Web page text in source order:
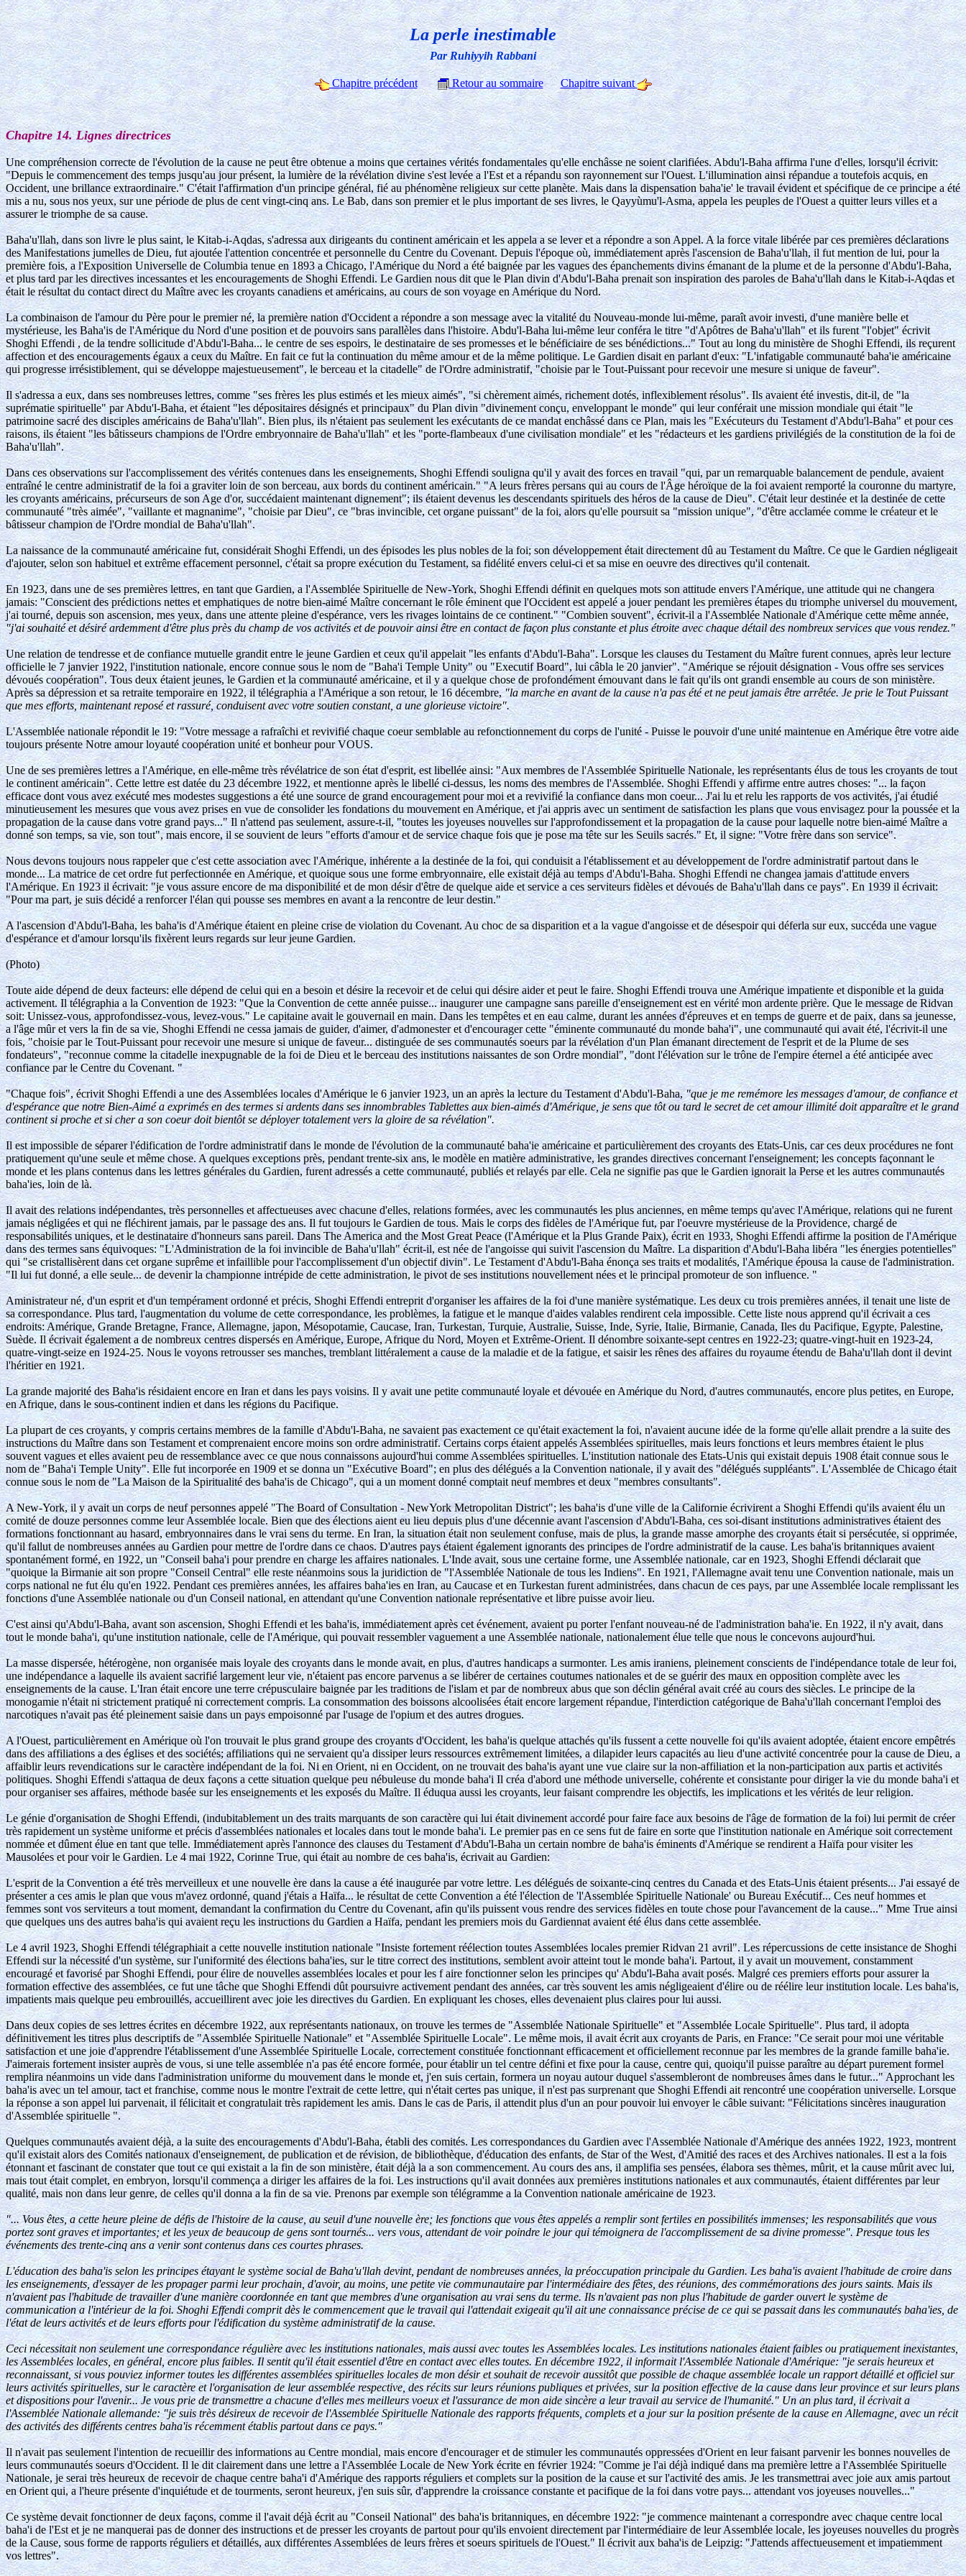
La perle inestimable
Par Ruhiyyih Rabbani
Chapitre précédent Retour au sommaire Chapitre suivant
Chapitre 14. Lignes directrices
Une compréhension correcte de l'évolution de la cause ne peut être obtenue a moins que certaines vérités fondamentales qu'elle enchâsse ne soient clarifiées. Abdu'l-Baha affirma l'une d'elles, lorsqu'il écrivit:
"Depuis le commencement des temps jusqu'au jour présent, la lumière de la révélation divine s'est levée a l'Est et a répandu son rayonnement sur l'Ouest. L'illumination ainsi répandue a toutefois acquis, en
Occident, une brillance extraordinaire." C'était l'affirmation d'un principe général, fié au phénomène religieux sur cette planète. Mais dans la dispensation baha'ie' le travail évident et spécifique de ce principe a été
mis a nu, sous nos yeux, sur une période de plus de cent vingt-cinq ans. Le Bab, dans son premier et le plus important de ses livres, le Qayyùmu'l-Asma, appela les peuples de l'Ouest a quitter leurs villes et a
assurer le triomphe de sa cause.
Baha'u'llah, dans son livre le plus saint, le Kitab-i-Aqdas, s'adressa aux dirigeants du continent américain et les appela a se lever et a répondre a son Appel. A la force vitale libérée par ces premières déclarations
des Manifestations jumelles de Dieu, fut ajoutée l'attention concentrée et personnelle du Centre du Covenant. Depuis l'époque où, immédiatement après l'ascension de Baha'u'llah, il fut mention de lui, pour la
première fois, a l'Exposition Universelle de Columbia tenue en 1893 a Chicago, l'Amérique du Nord a été baignée par les vagues des épanchements divins émanant de la plume et de la personne d'Abdu'l-Baha,
et plus tard par les directives incessantes et les encouragements de Shoghi Effendi. Le Gardien nous dit que le Plan divin d'Abdu'l-Baha prenait son inspiration des paroles de Baha'u'llah dans le Kitab-i-Aqdas et
était le résultat du contact direct du Maître avec les croyants canadiens et américains, au cours de son voyage en Amérique du Nord.
La combinaison de l'amour du Père pour le premier né, la première nation d'Occident a répondre a son message avec la vitalité du Nouveau-monde lui-même, paraît avoir investi, d'une manière belle et
mystérieuse, les Baha'is de l'Amérique du Nord d'une position et de pouvoirs sans parallèles dans l'histoire. Abdu'l-Baha lui-même leur conféra le titre "d'Apôtres de Baha'u'llah" et ils furent "l'objet" écrivit
Shoghi Effendi , de la tendre sollicitude d'Abdu'l-Baha... le centre de ses espoirs, le destinataire de ses promesses et le bénéficiaire de ses bénédictions..." Tout au long du ministère de Shoghi Effendi, ils reçurent
affection et des encouragements égaux a ceux du Maître. En fait ce fut la continuation du même amour et de la même politique. Le Gardien disait en parlant d'eux: "L'infatigable communauté baha'ie américaine
qui progresse irrésistiblement, qui se développe majestueusement", le berceau et la citadelle" de l'Ordre administratif, "choisie par le Tout-Puissant pour recevoir une mesure si unique de faveur".
Il s'adressa a eux, dans ses nombreuses lettres, comme "ses frères les plus estimés et les mieux aimés", "si chèrement aimés, richement dotés, inflexiblement résolus". Ils avaient été investis, dit-il, de "la
suprématie spirituelle" par Abdu'l-Baha, et étaient "les dépositaires désignés et principaux" du Plan divin "divinement conçu, enveloppant le monde" qui leur conférait une mission mondiale qui était "le
patrimoine sacré des disciples américains de Baha'u'llah". Bien plus, ils n'étaient pas seulement les exécutants de ce mandat enchâssé dans ce Plan, mais les "Exécuteurs du Testament d'Abdu'l-Baha" et pour ces
raisons, ils étaient "les bâtisseurs champions de l'Ordre embryonnaire de Baha'u'llah" et les "porte-flambeaux d'une civilisation mondiale" et les "rédacteurs et les gardiens privilégiés de la constitution de la foi de
Baha'u'llah".
Dans ces observations sur l'accomplissement des vérités contenues dans les enseignements, Shoghi Effendi souligna qu'il y avait des forces en travail "qui, par un remarquable balancement de pendule, avaient
entraîné le centre administratif de la foi a graviter loin de son berceau, aux bords du continent américain." "A leurs frères persans qui au cours de l'Âge héroïque de la foi avaient remporté la couronne du martyre,
les croyants américains, précurseurs de son Age d'or, succédaient maintenant dignement"; ils étaient devenus les descendants spirituels des héros de la cause de Dieu". C'était leur destinée et la destinée de cette
communauté "très aimée", "vaillante et magnanime", "choisie par Dieu", ce "bras invincible, cet organe puissant" de la foi, alors qu'elle poursuit sa "mission unique", "d'être acclamée comme le créateur et le
bâtisseur champion de l'Ordre mondial de Baha'u'llah".
La naissance de la communauté américaine fut, considérait Shoghi Effendi, un des épisodes les plus nobles de la foi; son développement était directement dû au Testament du Maître. Ce que le Gardien négligeait
d'ajouter, selon son habituel et extrême effacement personnel, c'était sa propre exécution du Testament, sa fidélité envers celui-ci et sa mise en oeuvre des directives qu'il contenait.
En 1923, dans une de ses premières lettres, en tant que Gardien, a l'Assemblée Spirituelle de New-York, Shoghi Effendi définit en quelques mots son attitude envers l'Amérique, une attitude qui ne changera
jamais: "Conscient des prédictions nettes et emphatiques de notre bien-aimé Maître concernant le rôle éminent que l'Occident est appelé a jouer pendant les premières étapes du triomphe universel du mouvement,
j'ai tourné, depuis son ascension, mes yeux, dans une attente pleine d'espérance, vers les rivages lointains de ce continent." "Combien souvent", écrivit-il a l'Assemblée Nationale d'Amérique cette même année,
"j'ai souhaité et désiré ardemment d'être plus près du champ de vos activités et de pouvoir ainsi être en contact de façon plus constante et plus étroite avec chaque détail des nombreux services que vous rendez."
Une relation de tendresse et de confiance mutuelle grandit entre le jeune Gardien et ceux qu'il appelait "les enfants d'Abdu'l-Baha". Lorsque les clauses du Testament du Maître furent connues, après leur lecture
officielle le 7 janvier 1922, l'institution nationale, encore connue sous le nom de "Baha'i Temple Unity" ou "Executif Board", lui câbla le 20 janvier". "Amérique se réjouit désignation - Vous offre ses services
dévoués coopération". Tous deux étaient jeunes, le Gardien et la communauté américaine, et il y a quelque chose de profondément émouvant dans le fait qu'ils ont grandi ensemble au cours de son ministère.
Après sa dépression et sa retraite temporaire en 1922, il télégraphia a l'Amérique a son retour, le 16 décembre,"la marche en avant de la cause n'a pas été et ne peut jamais être arrêtée. Je prie le Tout Puissant
que mes efforts, maintenant reposé et rassuré, conduisent avec votre soutien constant, a une glorieuse victoire".
L'Assemblée nationale répondit le 19: "Votre message a rafraîchi et revivifié chaque coeur semblable au refonctionnement du corps de l'unité - Puisse le pouvoir d'une unité maintenue en Amérique être votre aide
toujours présente Notre amour loyauté coopération unité et bonheur pour VOUS.
Une de ses premières lettres a l'Amérique, en elle-même très révélatrice de son état d'esprit, est libellée ainsi: "Aux membres de l'Assemblée Spirituelle Nationale, les représentants élus de tous les croyants de tout
le continent américain". Cette lettre est datée du 23 décembre 1922, et mentionne après le libellé ci-dessus, les noms des membres de l'Assemblée. Shoghi Effendi y affirme entre autres choses: "... la façon
efficace dont vous avez exécuté mes modestes suggestions a été une source de grand encouragement pour moi et a revivifié la confiance dans mon coeur... J'ai lu et relu les rapports de vos activités, j'ai étudié
minutieusement les mesures que vous avez prises en vue de consolider les fondations du mouvement en Amérique, et j'ai appris avec un sentiment de satisfaction les plans que vous envisagez pour la poussée et la
propagation de la cause dans votre grand pays..." Il n'attend pas seulement, assure-t-il, "toutes les joyeuses nouvelles sur l'approfondissement et la propagation de la cause pour laquelle notre bien-aimé Maître a
donné son temps, sa vie, son tout", mais encore, il se souvient de leurs "efforts d'amour et de service chaque fois que je pose ma tête sur les Seuils sacrés." Et, il signe: "Votre frère dans son service".
Nous devons toujours nous rappeler que c'est cette association avec l'Amérique, inhérente a la destinée de la foi, qui conduisit a l'établissement et au développement de l'ordre administratif partout dans le
monde... La matrice de cet ordre fut perfectionnée en Amérique, et quoique sous une forme embryonnaire, elle existait déjà au temps d'Abdu'l-Baha. Shoghi Effendi ne changea jamais d'attitude envers
l'Amérique. En 1923 il écrivait: "je vous assure encore de ma disponibilité et de mon désir d'être de quelque aide et service a ces serviteurs fidèles et dévoués de Baha'u'llah dans ce pays". En 1939 il écrivait:
"Pour ma part, je suis décidé a renforcer l'élan qui pousse ses membres en avant a la rencontre de leur destin."
A l'ascension d'Abdu'l-Baha, les baha'is d'Amérique étaient en pleine crise de violation du Covenant. Au choc de sa disparition et a la vague d'angoisse et de désespoir qui déferla sur eux, succéda une vague
d'espérance et d'amour lorsqu'ils fixèrent leurs regards sur leur jeune Gardien.
(Photo)
Toute aide dépend de deux facteurs: elle dépend de celui qui en a besoin et désire la recevoir et de celui qui désire aider et peut le faire. Shoghi Effendi trouva une Amérique impatiente et disponible et la guida
activement. Il télégraphia a la Convention de 1923: "Que la Convention de cette année puisse... inaugurer une campagne sans pareille d'enseignement est en vérité mon ardente prière. Que le message de Ridvan
soit: Unissez-vous, approfondissez-vous, levez-vous." Le capitaine avait le gouvernail en main. Dans les tempêtes et en eau calme, durant les années d'épreuves et en temps de guerre et de paix, dans sa jeunesse,
a l'âge mûr et vers la fin de sa vie, Shoghi Effendi ne cessa jamais de guider, d'aimer, d'admonester et d'encourager cette "éminente communauté du monde baha'i", une communauté qui avait été, l'écrivit-il une
fois, "choisie par le Tout-Puissant pour recevoir une mesure si unique de faveur... distinguée de ses communautés soeurs par la révélation d'un Plan émanant directement de l'esprit et de la Plume de ses
fondateurs", "reconnue comme la citadelle inexpugnable de la foi de Dieu et le berceau des institutions naissantes de son Ordre mondial", "dont l'élévation sur le trône de l'empire éternel a été anticipée avec
confiance par le Centre du Covenant. "
"Chaque fois", écrivit Shoghi Effendi a une des Assemblées locales d'Amérique le 6 janvier 1923, un an après la lecture du Testament d'Abdu'l-Baha,"que je me remémore les messages d'amour, de confiance et
d'espérance que notre Bien-Aimé a exprimés en des termes si ardents dans ses innombrables Tablettes aux bien-aimés d'Amérique, je sens que tôt ou tard le secret de cet amour illimité doit apparaître et le grand
continent si proche et si cher a son coeur doit bientôt se déployer totalement vers la gloire de sa révélation".
Il est impossible de séparer l'édification de l'ordre administratif dans le monde de l'évolution de la communauté baha'ie américaine et particulièrement des croyants des Etats-Unis, car ces deux procédures ne font
pratiquement qu'une seule et même chose. A quelques exceptions près, pendant trente-six ans, le modèle en matière administrative, les grandes directives concernant l'enseignement; les concepts façonnant le
monde et les plans contenus dans les lettres générales du Gardien, furent adressés a cette communauté, publiés et relayés par elle. Cela ne signifie pas que le Gardien ignorait la Perse et les autres communautés
baha'ies, loin de là.
Il avait des relations indépendantes, très personnelles et affectueuses avec chacune d'elles, relations formées, avec les communautés les plus anciennes, en même temps qu'avec l'Amérique, relations qui ne furent
jamais négligées et qui ne fléchirent jamais, par le passage des ans. Il fut toujours le Gardien de tous. Mais le corps des fidèles de l'Amérique fut, par l'oeuvre mystérieuse de la Providence, chargé de
responsabilités uniques, et le destinataire d'honneurs sans pareil. Dans The America and the Most Great Peace (l'Amérique et la Plus Grande Paix), écrit en 1933, Shoghi Effendi affirme la position de l'Amérique
dans des termes sans équivoques: "L'Administration de la foi invincible de Baha'u'llah" écrit-il, est née de l'angoisse qui suivit l'ascension du Maître. La disparition d'Abdu'l-Baha libéra "les énergies potentielles"
qui "se cristallisèrent dans cet organe suprême et infaillible pour l'accomplissement d'un objectif divin". Le Testament d'Abdu'l-Baha énonça ses traits et modalités, l'Amérique épousa la cause de l'administration.
"Il lui fut donné, a elle seule... de devenir la championne intrépide de cette administration, le pivot de ses institutions nouvellement nées et le principal promoteur de son influence. "
Aministrateur né, d'un esprit et d'un tempérament ordonné et précis, Shoghi Effendi entreprit d'organiser les affaires de la foi d'une manière systématique. Les deux cu trois premières années, il tenait une liste de
sa correspondance. Plus tard, l'augmentation du volume de cette correspondance, les problèmes, la fatigue et le manque d'aides valables rendirent cela impossible. Cette liste nous apprend qu'il écrivait a ces
endroits: Amérique, Grande Bretagne, France, Allemagne, japon, Mésopotamie, Caucase, Iran, Turkestan, Turquie, Australie, Suisse, Inde, Syrie, Italie, Birmanie, Canada, Iles du Pacifique, Egypte, Palestine,
Suède. Il écrivait également a de nombreux centres dispersés en Amérique, Europe, Afrique du Nord, Moyen et Extrême-Orient. Il dénombre soixante-sept centres en 1922-23; quatre-vingt-huit en 1923-24,
quatre-vingt-seize en 1924-25. Nous le voyons retrousser ses manches, tremblant littéralement a cause de la maladie et de la fatigue, et saisir les rênes des affaires du royaume étendu de Baha'u'llah dont il devint
l'héritier en 1921.
La grande majorité des Baha'is résidaient encore en Iran et dans les pays voisins. Il y avait une petite communauté loyale et dévouée en Amérique du Nord, d'autres communautés, encore plus petites, en Europe,
en Afrique, dans le sous-continent indien et dans les régions du Pacifique.
La plupart de ces croyants, y compris certains membres de la famille d'Abdu'l-Baha, ne savaient pas exactement ce qu'était exactement la foi, n'avaient aucune idée de la forme qu'elle allait prendre a la suite des
instructions du Maître dans son Testament et comprenaient encore moins son ordre administratif. Certains corps étaient appelés Assemblées spirituelles, mais leurs fonctions et leurs membres étaient le plus
souvent vagues et elles avaient peu de ressemblance avec ce que nous connaissons aujourd'hui comme Assemblées spirituelles. L'institution nationale des Etats-Unis qui existait depuis 1908 était connue sous le
nom de "Baha'i Temple Unity". Elle fut incorporée en 1909 et se donna un "Exécutive Board"; en plus des délégués a la Convention nationale, il y avait des "délégués suppléants". L'Assemblée de Chicago était
connue sous le nom de "La Maison de la Spiritualité des baha'is de Chicago", qui a un moment donné comptait neuf membres et deux "membres consultants".
A New-York, il y avait un corps de neuf personnes appelé "The Board of Consultation - NewYork Metropolitan District"; les baha'is d'une ville de la Californie écrivirent a Shoghi Effendi qu'ils avaient élu un
comité de douze personnes comme leur Assemblée locale. Bien que des élections aient eu lieu depuis plus d'une décennie avant l'ascension d'Abdu'l-Baha, ces soi-disant institutions administratives étaient des
formations fonctionnant au hasard, embryonnaires dans le vrai sens du terme. En Iran, la situation était non seulement confuse, mais de plus, la grande masse amorphe des croyants était si persécutée, si opprimée,
qu'il fallut de nombreuses années au Gardien pour mettre de l'ordre dans ce chaos. D'autres pays étaient également ignorants des principes de l'ordre administratif de la cause. Les baha'is britanniques avaient
spontanément formé, en 1922, un "Conseil baha'i pour prendre en charge les affaires nationales. L'Inde avait, sous une certaine forme, une Assemblée nationale, car en 1923, Shoghi Effendi déclarait que
"quoique la Birmanie ait son propre "Conseil Central" elle reste néanmoins sous la juridiction de "l'Assemblée Nationale de tous les Indiens". En 1921, l'Allemagne avait tenu une Convention nationale, mais un
corps national ne fut élu qu'en 1922. Pendant ces premières années, les affaires baha'ies en Iran, au Caucase et en Turkestan furent administrées, dans chacun de ces pays, par une Assemblée locale remplissant les
fonctions d'une Assemblée nationale ou d'un Conseil national, en attendant qu'une Convention nationale représentative et libre puisse avoir lieu.
C'est ainsi qu'Abdu'l-Baha, avant son ascension, Shoghi Effendi et les baha'is, immédiatement après cet événement, avaient pu porter l'enfant nouveau-né de l'administration baha'ie. En 1922, il n'y avait, dans
tout le monde baha'i, qu'une institution nationale, celle de l'Amérique, qui pouvait ressembler vaguement a une Assemblée nationale, nationalement élue telle que nous le concevons aujourd'hui.
La masse dispersée, hétérogène, non organisée mais loyale des croyants dans le monde avait, en plus, d'autres handicaps a surmonter. Les amis iraniens, pleinement conscients de l'indépendance totale de leur foi,
une indépendance a laquelle ils avaient sacrifié largement leur vie, n'étaient pas encore parvenus a se libérer de certaines coutumes nationales et de se guérir des maux en opposition complète avec les
enseignements de la cause. L'Iran était encore une terre crépusculaire baignée par les traditions de l'islam et par de nombreux abus que son déclin général avait créé au cours des siècles. Le principe de la
monogamie n'était ni strictement pratiqué ni correctement compris. La consommation des boissons alcoolisées était encore largement répandue, l'interdiction catégorique de Baha'u'llah concernant l'emploi des
narcotiques n'avait pas été pleinement saisie dans un pays empoisonné par l'usage de l'opium et des autres drogues.
A l'Ouest, particulièrement en Amérique où l'on trouvait le plus grand groupe des croyants d'Occident, les baha'is quelque attachés qu'ils fussent a cette nouvelle foi qu'ils avaient adoptée, étaient encore empêtrés
dans des affiliations a des églises et des sociétés; affiliations qui ne servaient qu'a dissiper leurs ressources extrêmement limitées, a dilapider leurs capacités au lieu d'une activité concentrée pour la cause de Dieu, a
affaiblir leurs revendications sur le caractère indépendant de la foi. Ni en Orient, ni en Occident, on ne trouvait des baha'is ayant une vue claire sur la non-affiliation et la non-participation aux partis et activités
politiques. Shoghi Effendi s'attaqua de deux façons a cette situation quelque peu nébuleuse du monde baha'i Il créa d'abord une méthode universelle, cohérente et consistante pour diriger la vie du monde baha'i et
pour organiser ses affaires, méthode basée sur les enseignements et les exposés du Maître. Il éduqua aussi les croyants, leur faisant comprendre les objectifs, les implications et les vérités de leur religion.
Le génie d'organisation de Shoghi Effendi, (indubitablement un des traits marquants de son caractère qui lui était divinement accordé pour faire face aux besoins de l'âge de formation de la foi) lui permit de créer
très rapidement un système uniforme et précis d'assemblées nationales et locales dans tout le monde baha'i. Le premier pas en ce sens fut de faire en sorte que l'institution nationale en Amérique soit correctement
nommée et dûment élue en tant que telle. Immédiatement après l'annonce des clauses du Testament d'Abdu'l-Baha un certain nombre de baha'is éminents d'Amérique se rendirent a Haïfa pour visiter les
Mausolées et pour voir le Gardien. Le 4 mai 1922, Corinne True, qui était au nombre de ces baha'is, écrivait au Gardien:
L'esprit de la Convention a été très merveilleux et une nouvelle ère dans la cause a été inaugurée par votre lettre. Les délégués de soixante-cinq centres du Canada et des Etats-Unis étaient présents... J'ai essayé de
présenter a ces amis le plan que vous m'avez ordonné, quand j'étais a Haïfa... le résultat de cette Convention a été l'élection de 'l'Assemblée Spirituelle Nationale' ou Bureau Exécutif... Ces neuf hommes et
femmes sont vos serviteurs a tout moment, demandant la confirmation du Centre du Covenant, afin qu'ils puissent vous rendre des services fidèles en toute chose pour l'avancement de la cause..." Mme True ainsi
que quelques uns des autres baha'is qui avaient reçu les instructions du Gardien a Haïfa, pendant les premiers mois du Gardiennat avaient été élus dans cette assemblée.
Le 4 avril 1923, Shoghi Effendi télégraphiait a cette nouvelle institution nationale "Insiste fortement réélection toutes Assemblées locales premier Ridvan 21 avril". Les répercussions de cette insistance de Shoghi
Effendi sur la nécessité d'un système, sur l'uniformité des élections baha'ies, sur le titre correct des institutions, semblent avoir atteint tout le monde baha'i. Partout, il y avait un mouvement, constamment
encouragé et favorisé par Shoghi Effendi, pour élire de nouvelles assemblées locales et pour les f aire fonctionner selon les principes qu' Abdu'l-Baha avait posés. Malgré ces premiers efforts pour assurer la
formation effective des assemblées, ce fut une tâche que Shoghi Effendi dût poursuivre activement pendant des années, car très souvent les amis négligeaient d'élire ou de réélire leur institution locale. Les baha'is,
impatients mais quelque peu embrouillés, accueillirent avec joie les directives du Gardien. En expliquant les choses, elles devenaient plus claires pour lui aussi.
Dans deux copies de ses lettres écrites en décembre 1922, aux représentants nationaux, on trouve les termes de "Assemblée Nationale Spirituelle" et "Assemblée Locale Spirituelle". Plus tard, il adopta
définitivement les titres plus descriptifs de "Assemblée Spirituelle Nationale" et "Assemblée Spirituelle Locale". Le même mois, il avait écrit aux croyants de Paris, en France: "Ce serait pour moi une véritable
satisfaction et une joie d'apprendre l'établissement d'une Assemblée Spirituelle Locale, correctement constituée fonctionnant efficacement et officiellement reconnue par les membres de la grande famille baha'ie.
J'aimerais fortement insister auprès de vous, si une telle assemblée n'a pas été encore formée, pour établir un tel centre défini et fixe pour la cause, centre qui, quoiqu'il puisse paraître au départ purement formel
remplira néanmoins un vide dans l'administration uniforme du mouvement dans le monde et, j'en suis certain, formera un noyau autour duquel s'assembleront de nombreuses âmes dans le futur..." Approchant les
baha'is avec un tel amour, tact et franchise, comme nous le montre l'extrait de cette lettre, qui n'était certes pas unique, il n'est pas surprenant que Shoghi Effendi ait rencontré une coopération universelle. Lorsque
la réponse a son appel lui parvenait, il félicitait et congratulait très rapidement les amis. Dans le cas de Paris, il attendit plus d'un an pour pouvoir lui envoyer le câble suivant: "Félicitations sincères inauguration
d'Assemblée spirituelle ".
Quelques communautés avaient déjà, a la suite des encouragements d'Abdu'l-Baha, établi des comités. Les correspondances du Gardien avec l'Assemblée Nationale d'Amérique des années 1922, 1923, montrent
qu'il existait alors des Comités nationaux d'enseignement, de publication et de révision, de bibliothèque, d'éducation des enfants, de Star of the West, d'Amitié des races et des Archives nationales. Il est a la fois
étonnant et fascinant de constater que tout ce qui existait a la fin de son ministère, était déjà la a son commencement. Au cours des ans, il amplifia ses pensées, élabora ses thèmes, mûrit, et la cause mûrit avec lui,
mais tout était complet, en embryon, lorsqu'il commença a diriger les affaires de la foi. Les instructions qu'il avait données aux premières institutions nationales et aux communautés, étaient différentes par leur
qualité, mais non dans leur genre, de celles qu'il donna a la fin de sa vie. Prenons par exemple son télégramme a la Convention nationale américaine de 1923.
"... Vous êtes, a cette heure pleine de défis de l'histoire de la cause, au seuil d'une nouvelle ère; les fonctions que vous êtes appelés a remplir sont fertiles en possibilités immenses; les responsabilités que vous
portez sont graves et importantes; et les yeux de beaucoup de gens sont tournés... vers vous, attendant de voir poindre le jour qui témoignera de l'accomplissement de sa divine promesse". Presque tous les
événements des trente-cinq ans a venir sont contenus dans ces courtes phrases.
L'éducation des baha'is selon les principes étayant le système social de Baha'u'llah devint, pendant de nombreuses années, la préoccupation principale du Gardien. Les baha'is avaient l'habitude de croire dans
les enseignements, d'essayer de les propager parmi leur prochain, d'avoir, au moins, une petite vie communautaire par l'intermédiaire des fêtes, des réunions, des commémorations des jours saints. Mais ils
n'avaient pas l'habitude de travailler d'une manière coordonnée en tant que membres d'une organisation au vrai sens du terme. Ils n'avaient pas non plus l'habitude de garder ouvert le système de
communication a l'intérieur de la foi. Shoghi Effendi comprit dès le commencement que le travail qui l'attendait exigeait qu'il ait une connaissance précise de ce qui se passait dans les communautés baha'ies, de
l'état de leurs activités et de leurs efforts pour l'édification du système administratif de la cause.
Ceci nécessitait non seulement une correspondance régulière avec les institutions nationales, mais aussi avec toutes les Assemblées locales. Les institutions nationales étaient faibles ou pratiquement inexistantes,
les Assemblées locales, en général, encore plus faibles. Il sentit qu'il était essentiel d'être en contact avec elles toutes. En décembre 1922, il informait l'Assemblée Nationale d'Amérique: "je serais heureux et
reconnaissant, si vous pouviez informer toutes les différentes assemblées spirituelles locales de mon désir et souhait de recevoir aussitôt que possible de chaque assemblée locale un rapport détaillé et officiel sur
leurs activités spirituelles, sur le caractère et l'organisation de leur assemblée respective, des récits sur leurs réunions publiques et privées, sur la position effective de la cause dans leur province et sur leurs plans
et dispositions pour l'avenir... Je vous prie de transmettre a chacune d'elles mes meilleurs voeux et l'assurance de mon aide sincère a leur travail au service de l'humanité." Un an plus tard, il écrivait a
l'Assemblée Nationale allemande: "je suis très désireux de recevoir de l'Assemblée Spirituelle Nationale des rapports fréquents, complets et a jour sur la position présente de la cause en Allemagne, avec un récit
des activités des différents centres baha'is récemment établis partout dans ce pays."
Il n'avait pas seulement l'intention de recueillir des informations au Centre mondial, mais encore d'encourager et de stimuler les communautés oppressées d'Orient en leur faisant parvenir les bonnes nouvelles de
leurs communautés soeurs d'Occident. Il le dit clairement dans une lettre a l'Assemblée Locale de New York écrite en février 1924: "Comme je l'ai déjà indiqué dans ma première lettre a l'Assemblée Spirituelle
Nationale, je serai très heureux de recevoir de chaque centre baha'i d'Amérique des rapports réguliers et complets sur la position de la cause et sur l'activité des amis. Je les transmettrai avec joie aux amis partout
en Orient qui, a l'heure présente d'inquiétude et de tourments, seront heureux, j'en suis sûr, d'apprendre la croissance constante et pacifique de la foi dans votre pays... attendant vos joyeuses nouvelles..."
Ce système devait fonctionner de deux façons, comme il l'avait déjà écrit au "Conseil National" des baha'is britanniques, en décembre 1922: "je commence maintenant a correspondre avec chaque centre local
baha'i de l'Est et je ne manquerai pas de donner des instructions et de presser les croyants de partout pour qu'ils envoient directement par l'intermédiaire de leur Assemblée locale, les joyeuses nouvelles du progrès
de la Cause, sous forme de rapports réguliers et détaillés, aux différentes Assemblées de leurs frères et soeurs spirituels de l'Ouest." Il écrivit aux baha'is de Leipzig: "J'attends affectueusement et impatiemment
vos lettres".